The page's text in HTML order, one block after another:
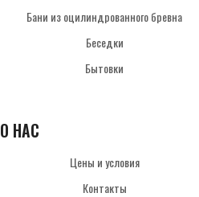
Бани из оцилиндрованного бревна
Беседки
Бытовки
О НАС
Цены и условия
Контакты